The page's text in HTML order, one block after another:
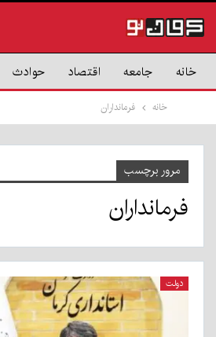
خانه جامعه اقتصاد حوادث
خانه فرمانداران
مرور برچسب
فرمانداران
دولت